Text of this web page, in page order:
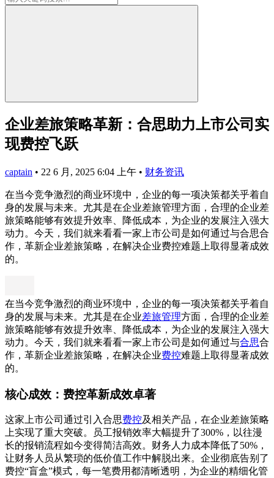
企业差旅策略革新：合思助力上市公司实
现费控飞跃
captain • 22 6 月, 2025 6:04 上午 • 财务资讯
在当今竞争激烈的商业环境中，企业的每一项决策都关乎着自
身的发展与未来。尤其是在企业差旅管理方面，合理的企业差
旅策略能够有效提升效率、降低成本，为企业的发展注入强大
动力。今天，我们就来看看一家上市公司是如何通过与合思合
作，革新企业差旅策略，在解决企业费控难题上取得显著成效
的。
在当今竞争激烈的商业环境中，企业的每一项决策都关乎着自
身的发展与未来。尤其是在企业差旅管理方面，合理的企业差
旅策略能够有效提升效率、降低成本，为企业的发展注入强大
动力。今天，我们就来看看一家上市公司是如何通过与合思合
作，革新企业差旅策略，在解决企业费控难题上取得显著成效
的。
核心成效：费控革新成效卓著
这家上市公司通过引入合思费控及相关产品，在企业差旅策略
上实现了重大突破。员工报销效率大幅提升了300%，以往漫
长的报销流程如今变得简洁高效。财务人力成本降低了50%，
让财务人员从繁琐的低价值工作中解脱出来。企业彻底告别了
费控“盲盒”模式，每一笔费用都清晰透明，为企业的精细化管